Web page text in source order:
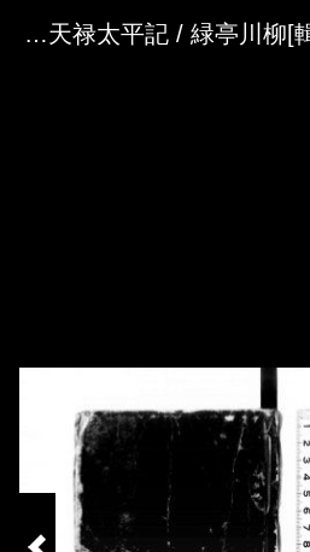
Media Viewer
義烈百人一首 ; 古實軍功記 ; 天禄太平記 / 緑亭川柳[輯] ; 葛飾北斎[等畫]